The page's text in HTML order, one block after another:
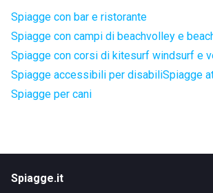
Spiagge con bar e ristorante
Spiagge con campi di beachvolley e
Spiagge con corsi di kitesurf windsurf e
Spiagge accessibili per disabiliSpiagge
Spiagge per cani
Spiagge.it